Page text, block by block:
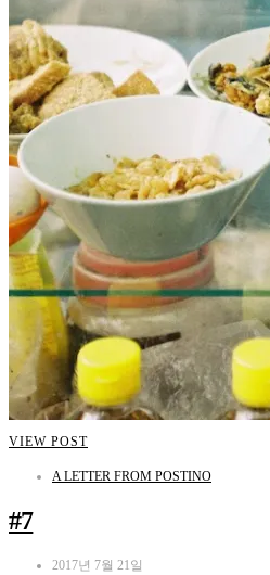
VIEW POST
A LETTER FROM POSTINO
#7
2017년 7월 21일